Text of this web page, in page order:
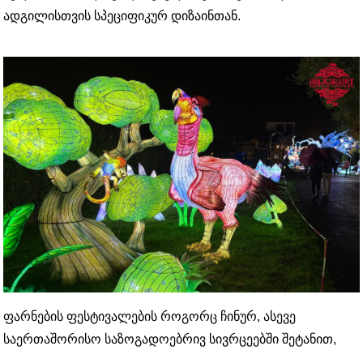
ადგილისთვის სპეციფიკურ დიზაინთან.
ფარნების ფესტივალების როგორც ჩინურ, ასევე
საერთაშორისო საზოგადოებრივ სივრცეებში შეტანით,